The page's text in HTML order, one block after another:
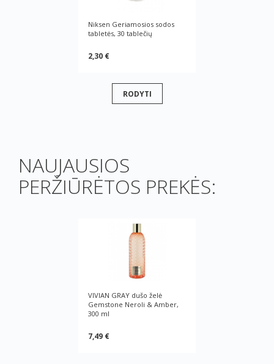
Niksen Geriamosios sodos
tabletės, 30 tablečių
2,30 €
RODYTI
NAUJAUSIOS
PERŽIŪRĖTOS PREKĖS:
VIVIAN GRAY dušo želė
Gemstone Neroli & Amber,
300 ml
7,49 €